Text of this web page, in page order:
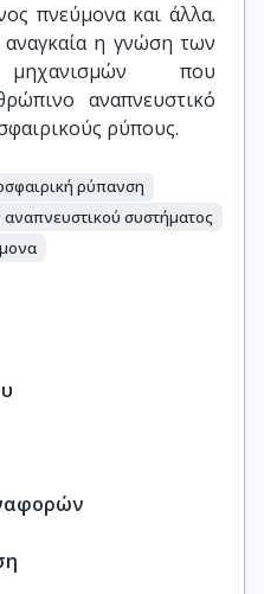
πνεύμονα και άλλα.
αναγκαία η γνώση των
μηχανισμών που
αναπνευστικό
ρύπους.
ρύπανση
συστήματος